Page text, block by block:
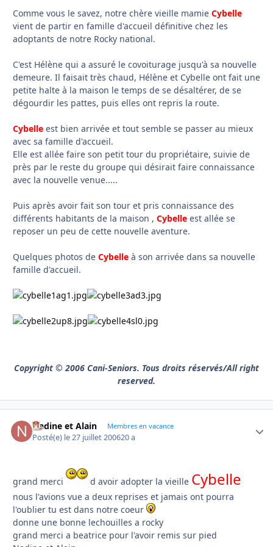
Comme vous le savez, notre chère vieille mamie Cybelle
vient de partir en famille d'accueil définitive chez les
adoptants de notre Rocky national.
C'est Hélène qui a assuré le covoiturage jusqu'à sa nouvelle
demeure. Il faisait très chaud, Hélène et Cybelle ont fait une
petite halte à la maison le temps de se désaltérer, de se
dégourdir les pattes, puis elles ont repris la route.
Cybelle est bien arrivée et tout semble se passer au mieux
avec sa famille d'accueil.
Elle est allée faire son petit tour du propriétaire, suivie de
près par le reste du groupe qui désirait faire connaissance
avec la nouvelle venue.....
Puis après avoir fait son tour et pris connaissance des
différents habitants de la maison , Cybelle est allée se
reposer un peu de cette nouvelle aventure.
Quelques photos de Cybelle à son arrivée dans sa nouvelle
famille d'accueil.
Copyright © 2006 Cani-Seniors. Tous droits réservés/All right
reserved.
Nadine et Alain Membres en vacance
Posté(e) le 27 juillet 200620 a
grand merci d avoir adopter la vieille Cybelle
nous l'avions vue a deux reprises et jamais ont pourra
l'oublier tu est dans notre coeur
donne une bonne lechouilles a rocky
grand merci a beatrice pour l'avoir remis sur pied